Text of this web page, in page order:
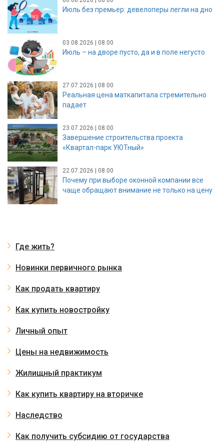
Июль без премьер: девелоперы легли на дно
03.08.2026 | 08:00
Июль – на дворе пусто, да и в поле негусто
27.07.2026 | 08:00
Реальная цена маткапитала стремительно
падает
23.07.2026 | 08:00
Завершение строительства проекта
«Квартал-парк УЮТный»
22.07.2026 | 08:00
Почему при выборе оконной компании все
чаще обращают внимание не только на цену
Где жить?
Новинки первичного рынка
Как продать квартиру
Как купить новостройку
Личный опыт
Цены на недвижимость
Жилищный практикум
Как купить квартиру на вторичке
Наследство
Как получить субсидию от государства